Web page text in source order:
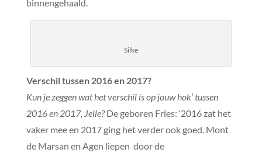
binnengehaald.
Silke
Verschil tussen 2016 en 2017?
Kun je zeggen wat het verschil is op jouw hok’ tussen
2016 en 2017, Jelle?De geboren Fries: ‘2016 zat het
vaker mee en 2017 ging het verder ook goed. Mont
de Marsan en Agen liepen door de